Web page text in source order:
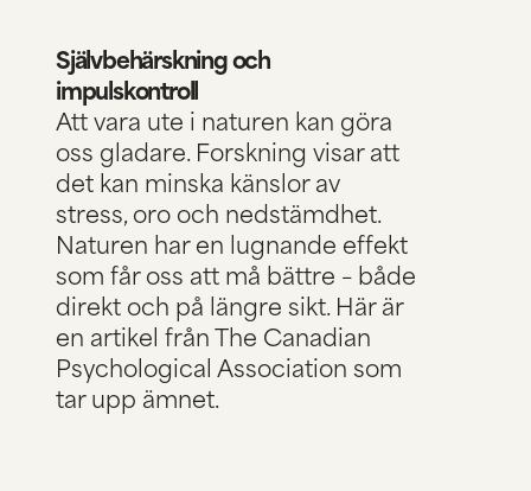
Självbehärskning och
impulskontroll
Att vara ute i naturen kan göra
oss gladare. Forskning visar att
det kan minska känslor av
stress, oro och nedstämdhet.
Naturen har en lugnande effekt
som får oss att må bättre – både
direkt och på längre sikt. Här är
en artikel frånThe Canadian
Psychological Associationsom
tar upp ämnet.